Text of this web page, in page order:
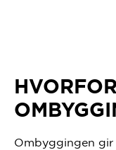
Ombyggingen gir